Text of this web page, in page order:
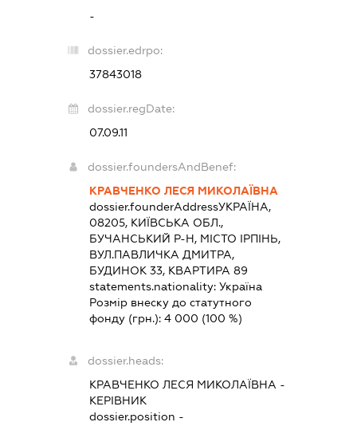
-
dossier.edrpo:
37843018
dossier.regDate:
07.09.11
dossier.foundersAndBenef:
КРАВЧЕНКО ЛЕСЯ МИКОЛАЇВНА
dossier.founderAddressУКРАЇНА,
08205, КИЇВСЬКА ОБЛ.,
БУЧАНСЬКИЙ Р-Н, МІСТО ІРПІНЬ,
ВУЛ.ПАВЛИЧКА ДМИТРА,
БУДИНОК 33, КВАРТИРА 89
statements.nationality: Україна
Розмір внеску до статутного
фонду (грн.): 4 000 (100 %)
dossier.heads:
КРАВЧЕНКО ЛЕСЯ МИКОЛАЇВНА -
КЕРІВНИК
dossier.position -